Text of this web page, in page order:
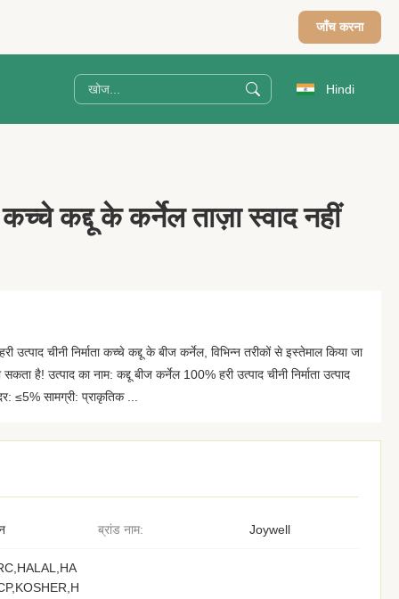
जाँच करना
Hindi
कद्दू के कर्नेल ताज़ा स्वाद नहीं
उत्पाद चीनी निर्माता कच्चे कद्दू के बीज कर्नेल, विभिन्न तरीकों से इस्तेमाल किया जा
है! उत्पाद का नाम: कद्दू बीज कर्नेल 100% हरी उत्पाद चीनी निर्माता उत्पाद
सामग्री: प्राकृतिक ...
ब्रांड नाम: Joywell